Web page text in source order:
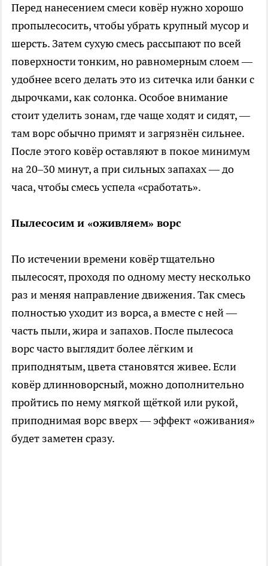
Перед нанесением смеси ковёр нужно хорошо
пропылесосить, чтобы убрать крупный мусор и
шерсть. Затем сухую смесь рассыпают по всей
поверхности тонким, но равномерным слоем —
удобнее всего делать это из ситечка или банки с
дырочками, как солонка. Особое внимание
стоит уделить зонам, где чаще ходят и сидят, —
там ворс обычно примят и загрязнён сильнее.
После этого ковёр оставляют в покое минимум
на 20–30 минут, а при сильных запахах — до
часа, чтобы смесь успела «сработать».
Пылесосим и «оживляем» ворс
По истечении времени ковёр тщательно
пылесосят, проходя по одному месту несколько
раз и меняя направление движения. Так смесь
полностью уходит из ворса, а вместе с ней —
часть пыли, жира и запахов. После пылесоса
ворс часто выглядит более лёгким и
приподнятым, цвета становятся живее. Если
ковёр длинноворсный, можно дополнительно
пройтись по нему мягкой щёткой или рукой,
приподнимая ворс вверх — эффект «оживания»
будет заметен сразу.